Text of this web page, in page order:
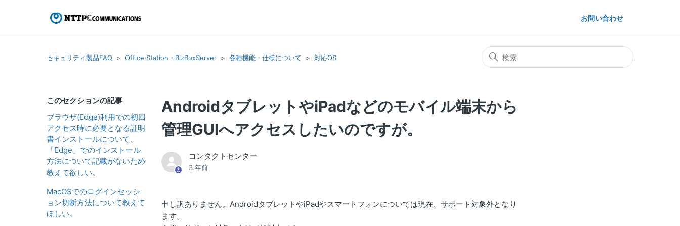
お問い合わせ
セキュリティ製品FAQ Office Station・BizBoxServer 各種機能・仕様について 対応OS
このセクションの記事
ブラウザ(Edge)利用での初回
アクセス時に必要となる証明
書インストールについて、
「Edge」でのインストール
方法について記載がないため
教えて欲しい。
MacOSでのログインセッシ
ョン切断方法について教えて
ほしい。
AndroidタブレットやiPadなどのモバイル端末から
管理GUIへアクセスしたいのですが。
コンタクトセンター
3 年前
申し訳ありません。AndroidタブレットやiPadやスマートフォンについては現在、サポート対象外となり
ます。